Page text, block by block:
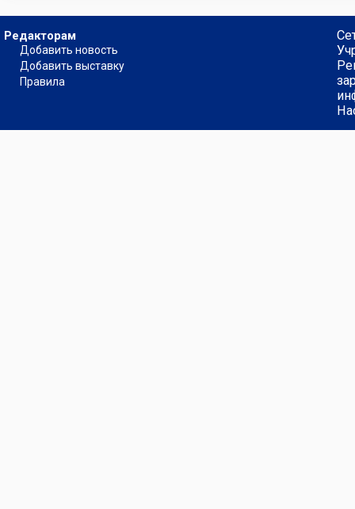
Редакторам
Добавить новость
Добавить выставку
Правила